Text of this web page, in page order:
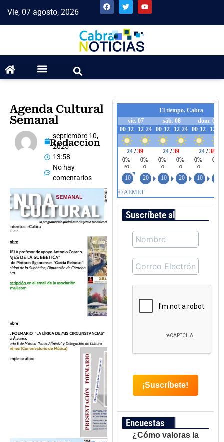
Vie, 07 agosto, 2026
Agenda Cultural
Semanal
Redaccion
septiembre 10,
2025
13:58
No hay
comentarios
Suscríbete al boletín
Encuestas
¿Cómo valoras la